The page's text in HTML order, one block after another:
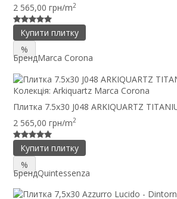
2 565,00 грн/m2
Купити плитку
%
БрендMarca Corona
Колекція: Arkiquartz Marca Corona
Плитка 7.5x30 J048 ARKIQUARTZ
2 565,00 грн/m2
Купити плитку
%
БрендQuintessenza